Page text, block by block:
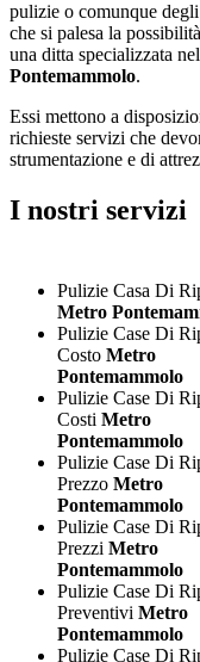
pulizie o comunque
che si palesa la
una ditta specializzata
Pontemammolo.
Essi mettono a
richieste servizi che
strumentazione e di
I nostri servizi
Pulizie Casa Di
Metro
Pulizie Case Di
Costo Metro
Pontemammolo
Pulizie Case Di
Costi Metro
Pontemammolo
Pulizie Case Di
Prezzo Metro
Pontemammolo
Pulizie Case Di
Prezzi Metro
Pontemammolo
Pulizie Case Di
Preventivi Metro
Pontemammolo
Pulizie Case Di